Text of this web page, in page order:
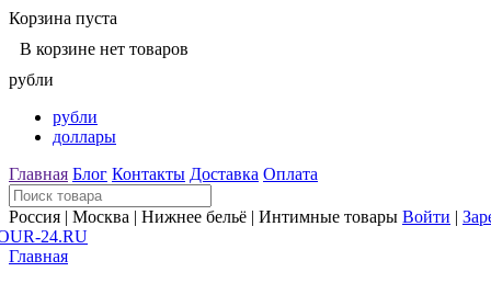
Корзина пуста
В корзине нет товаров
рубли
рубли
доллары
Главная Блог Контакты Доставка Оплата
Россия | Москва | Нижнее бельё | Интимные товары Войти |
Главная